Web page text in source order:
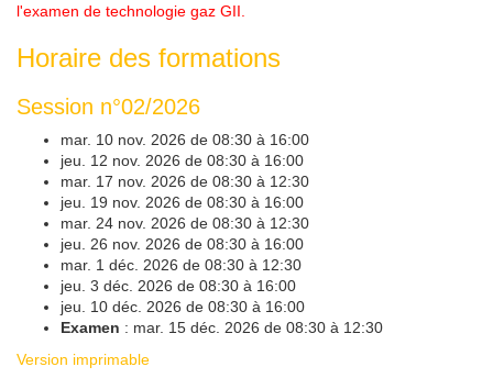
l'examen de technologie gaz GII.
Horaire des formations
Session n°02/2026
mar. 10 nov. 2026 de 08:30 à 16:00
jeu. 12 nov. 2026 de 08:30 à 16:00
mar. 17 nov. 2026 de 08:30 à 12:30
jeu. 19 nov. 2026 de 08:30 à 16:00
mar. 24 nov. 2026 de 08:30 à 12:30
jeu. 26 nov. 2026 de 08:30 à 16:00
mar. 1 déc. 2026 de 08:30 à 12:30
jeu. 3 déc. 2026 de 08:30 à 16:00
jeu. 10 déc. 2026 de 08:30 à 16:00
Examen : mar. 15 déc. 2026 de 08:30 à 12:30
Version imprimable